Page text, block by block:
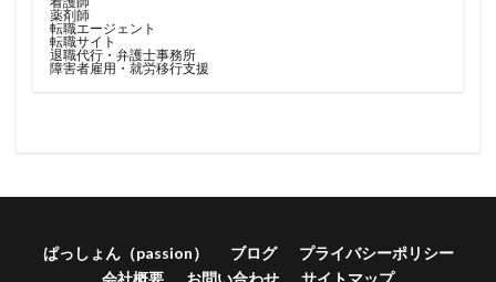
薬剤師
転職エージェント
転職サイト
退職代行・弁護士事務所
障害者雇用・就労移行支援
ぱっしょん（passion） ブログ
プライバシーポリシー
会社概要
お問い合わせ サイトマップ